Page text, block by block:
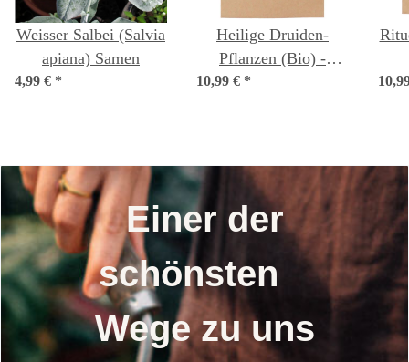
Weisser Salbei (Salvia
apiana) Samen
4,99 € *
Heilige Druiden-
Pflanzen (Bio) -
Samenset
10,99 € *
Einer der
schönsten
Wege zu uns